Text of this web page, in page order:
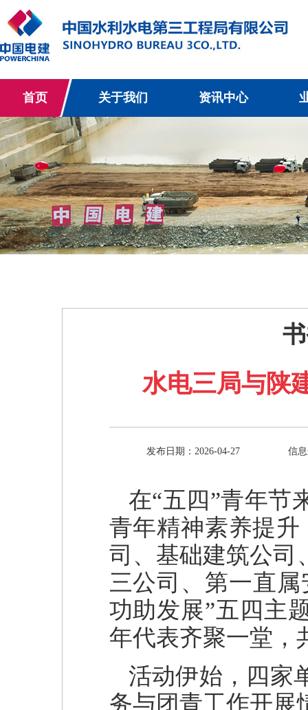
首页 关于我们 资讯中心
水电三局与陕
发布日期：2026-04-27 信
在“五四”青年节
青年精神素养提
司、基础建筑公司
三公司、第一直
功助发展”五四主
年代表齐聚一堂，
活动伊始，四家
务与团青工作开展